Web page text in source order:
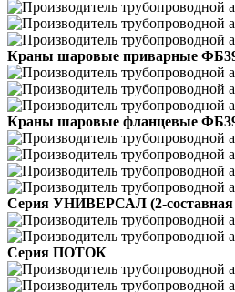
Краны шаровые приварные
Краны шаровые фланцевые
Серия УНИВЕРСАЛ (2-составная
Серия ПОТОК